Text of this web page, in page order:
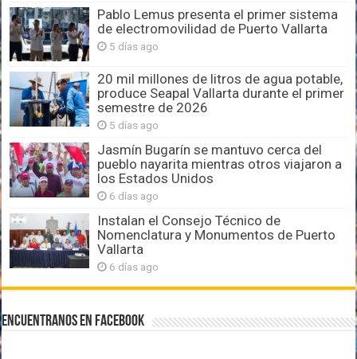
Pablo Lemus presenta el primer sistema
de electromovilidad de Puerto Vallarta
5 días ago
20 mil millones de litros de agua potable,
produce Seapal Vallarta durante el primer
semestre de 2026
5 días ago
Jasmín Bugarín se mantuvo cerca del
pueblo nayarita mientras otros viajaron a
los Estados Unidos
6 días ago
Instalan el Consejo Técnico de
Nomenclatura y Monumentos de Puerto
Vallarta
6 días ago
Encuentranos en Facebook